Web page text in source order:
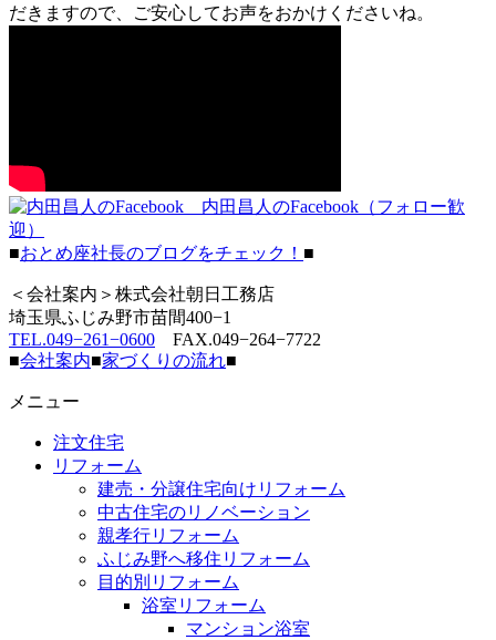
だきますので、ご安心してお声をおかけくださいね。
内田昌人のFacebook（フォロー歓
迎）
■おとめ座社長のブログをチェック！ ■
＜会社案内＞株式会社朝日工務店
埼玉県ふじみ野市苗間400−1
TEL.049−261−0600 FAX.049−264−7722
■会社案内■家づくりの流れ■
メニュー
注文住宅
リフォーム
建売・分譲住宅向けリフォーム
中古住宅のリノベーション
親孝行リフォーム
ふじみ野へ移住リフォーム
目的別リフォーム
浴室リフォーム
マンション浴室